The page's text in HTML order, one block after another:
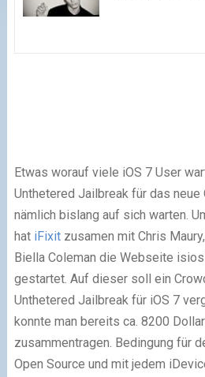
Etwas worauf viele iOS 7 User
Unthetered Jailbreak für das
nämlich bislang auf sich warten.
hat iFixitzusamen mit Chris
Biella Coleman die Webseite
gestartet. Auf dieser soll ein
Unthetered Jailbreak für iOS 7
konnte man bereits ca. 8200
zusammentragen. Bedingung für
Open Source und mit jedem